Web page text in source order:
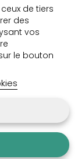
de tiers
des
vos
le bouton
réservés.